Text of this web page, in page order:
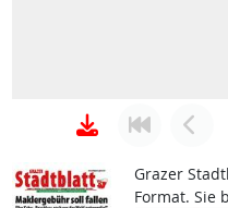
Grazer
Format. Sie